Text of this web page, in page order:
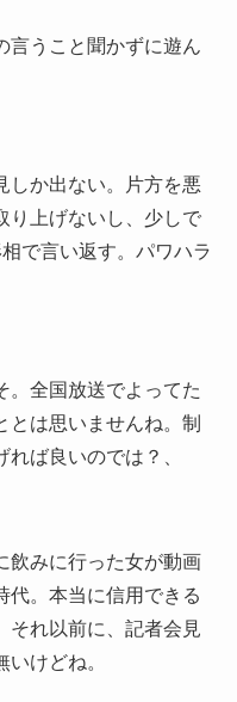
言うこと聞かずに遊ん
しか出ない。片方を悪
り上げないし、少しで
で言い返す。パワハラ
。全国放送でよってた
とは思いませんね。制
ば良いのでは？、
飲みに行った女が動画
代。本当に信用できる
それ以前に、記者会見
けどね。